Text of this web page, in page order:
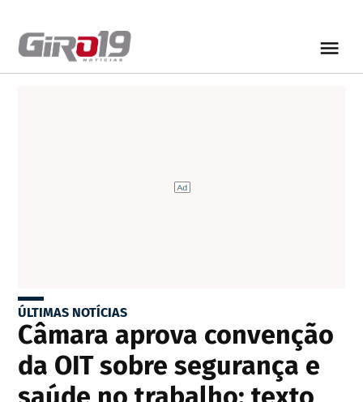
ÚLTIMAS NOTÍCIAS
Câmara aprova convenção
da OIT sobre segurança e